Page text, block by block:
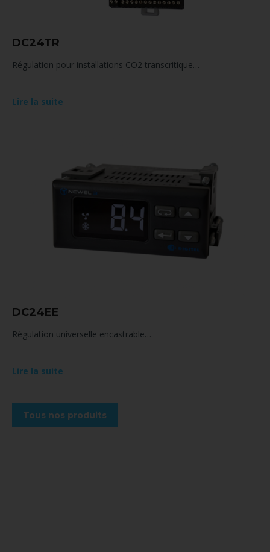
DC24TR
Régulation pour installations CO2 transcritique…
Lire la suite
DC24EE
Régulation universelle encastrable…
Lire la suite
Tous nos produits